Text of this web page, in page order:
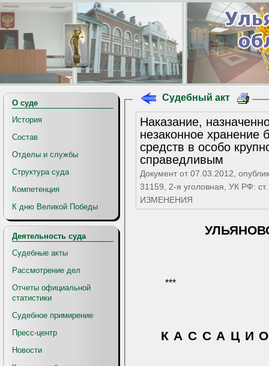
О суде
История
Состав
Отделы и службы
Структура суда
Компетенция
К дню Великой Победы
Деятельность суда
Судебные акты
Рассмотрение дел
Отчеты официальной
статистики
Судебное примирение
Пресс-центр
Новости
Судебный акт
Наказание,
незаконное хранение
средств в особо
справедливым
Документ от 07.03.2012,
31159, 2-я уголовная, УК РФ:
ИЗМЕНЕНИЯ
***
К А С С А Ц И